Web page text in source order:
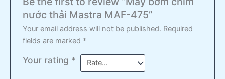
nước thải Mastra MAF-475”
Your email address will not be published. Required
fields are marked *
Your rating *